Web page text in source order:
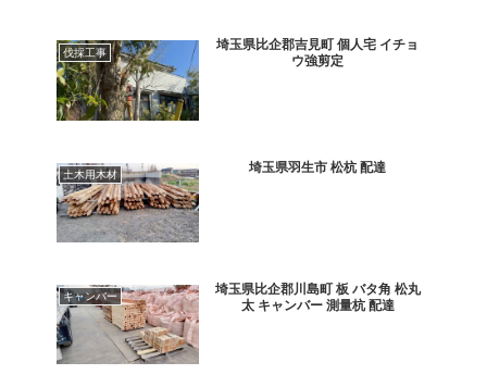
伐採工事
埼玉県比企郡吉見町 個人宅 イチョ
ウ強剪定
土木用木材 埼玉県羽生市 松杭 配達
キャンバー
埼玉県比企郡川島町 板 バタ角 松丸
太 キャンバー 測量杭 配達